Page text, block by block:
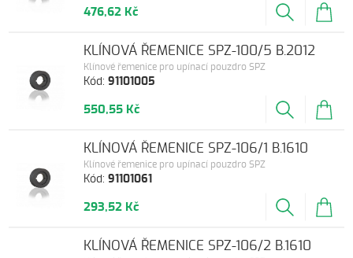
476,62 Kč
Kód:91101005
Klínové řemenice pro upínací pouzdro SPZ
KLÍNOVÁ ŘEMENICE SPZ-100/5 B.2012
550,55 Kč
Kód:91101061
Klínové řemenice pro upínací pouzdro SPZ
KLÍNOVÁ ŘEMENICE SPZ-106/1 B.1610
293,52 Kč
KLÍNOVÁ ŘEMENICE SPZ-106/2 B.1610